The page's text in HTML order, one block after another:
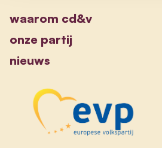
waarom cd&v
onze partij
nieuws